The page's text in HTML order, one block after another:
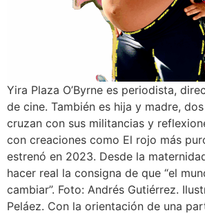
Yira Plaza O’Byrne es periodista,
de cine. También es hija y madre,
cruzan con sus militancias y
con creaciones como El rojo más
estrenó en 2023. Desde la
hacer real la consigna de que “el
cambiar”. Foto: Andrés Gutiérrez.
Peláez. Con la orientación de una